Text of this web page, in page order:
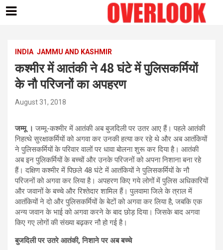
contentINDIA JAMMU AND KASHMIR
कश्मीर में आतंकी ने 48 घंटे में पुलिसकर्मियों
के नौ परिजनों का अपहरण
August 31, 2018
जम्मू । जम्मू-कश्मीर में आतंकी अब बुजदिली पर उतर आए हैं। पहले आतंकी
निहत्थे सुरक्षाकर्मियों को अगवा कर उनकी हत्या कर रहे थे और अब आतंकियों
ने पुलिसकर्मियों के परिवार वालों पर धावा बोलना शुरू कर दिया है। आतंकी
अब इन पुलिकर्मियों के बच्चों और उनके परिजनों को अपना निशाना बना रहे
हैं। दक्षिण कश्मीर में पिछले 48 घंटे में आतंकियों ने पुलिसकर्मियों के नौ
परिजनों को अगवा कर लिया है। अपहरण किए गये लोगों में पुलिस अधिकारियों
और जवानों के बच्चे और रिश्तेदार शामिल हैं। पुलवामा जिले के त्राल में
आतंकियों ने दो और पुलिसकर्मियों के बेटों को अगवा कर लिया है, जबकि एक
अन्य जवान के भाई को अगवा करने के बाद छोड़ दिया। जिसके बाद अगवा
किए गए लोगों की संख्या बढ़कर नौ हो गई है।
बुजदिली पर उतरे आतंकी, निशाने पर अब बच्चे